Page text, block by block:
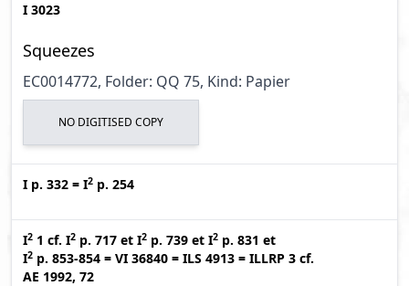
I 3023
Squeezes
EC0014772, Folder: QQ 75, Kind: Papier
NO DIGITISED COPY
I p. 332 = I2 p. 254
I2 1 cf. I2 p. 717 et I2 p. 739 et I2 p. 831 et
I2 p. 853-854 = VI 36840 = ILS 4913 = ILLRP 3 cf.
AE 1992, 72